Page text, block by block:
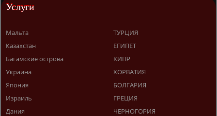
Услуги
Мальта
Казахстан
Багамские острова
Украина
Япония
Израиль
Дания
ТУРЦИЯ
ЕГИПЕТ
КИПР
ХОРВАТИЯ
БОЛГАРИЯ
ГРЕЦИЯ
ЧЕРНОГОРИЯ